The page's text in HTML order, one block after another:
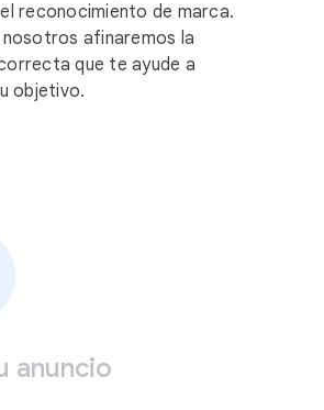
reconocimiento de marca.
afinaremos la
que te ayude a
objetivo.
anuncio